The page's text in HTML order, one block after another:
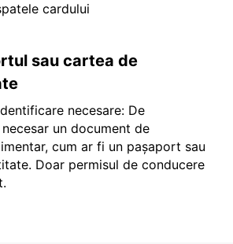
cardului
sau cartea de
necesare: De
un document de
cum ar fi un pașaport sau
Doar permisul de conducere